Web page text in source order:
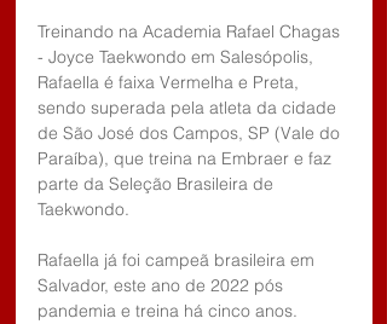
Treinando na Academia Rafael Chagas
- Joyce Taekwondo em Salesópolis,
Rafaella é faixa Vermelha e Preta,
sendo superada pela atleta da cidade
de São José dos Campos, SP (Vale do
Paraíba), que treina na Embraer e faz
parte da Seleção Brasileira de
Taekwondo.
Rafaella já foi campeã brasileira em
Salvador, este ano de 2022 pós
pandemia e treina há cinco anos.